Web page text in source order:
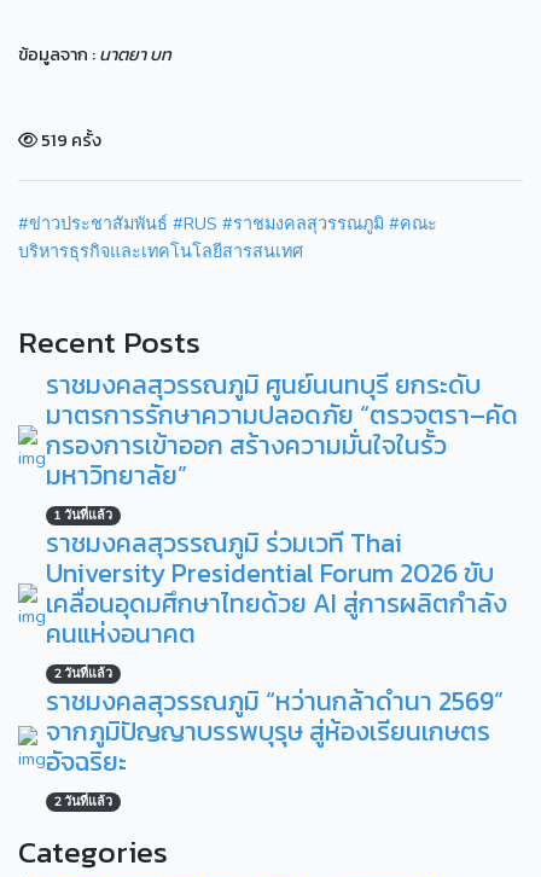
ข้อมูลจาก :นาตยา บท
519 ครั้ง
#ข่าวประชาสัมพันธ์ #RUS #ราชมงคลสุวรรณภูมิ #คณะ
บริหารธุรกิจและเทคโนโลยีสารสนเทศ
Recent Posts
ราชมงคลสุวรรณภูมิ ศูนย์นนทบุรี ยกระดับ
มาตรการรักษาความปลอดภัย “ตรวจตรา–คัด
กรองการเข้าออก สร้างความมั่นใจในรั้ว
มหาวิทยาลัย”
1 วันที่แล้ว
ราชมงคลสุวรรณภูมิ ร่วมเวที Thai
University Presidential Forum 2026 ขับ
เคลื่อนอุดมศึกษาไทยด้วย AI สู่การผลิตกำลัง
คนแห่งอนาคต
2 วันที่แล้ว
ราชมงคลสุวรรณภูมิ “หว่านกล้าดำนา 2569”
จากภูมิปัญญาบรรพบุรุษ สู่ห้องเรียนเกษตร
อัจฉริยะ
2 วันที่แล้ว
Categories